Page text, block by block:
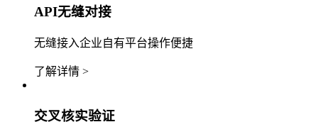
API无缝对接
无缝接入企业自有平台操作便捷
了解详情 >
交叉核实验证